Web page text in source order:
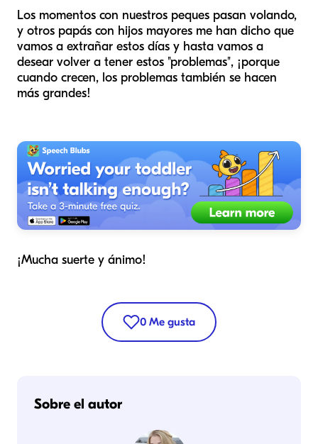
Los momentos con nuestros peques pasan volando,
y otros papás con hijos mayores me han dicho que
vamos a extrañar estos días y hasta vamos a
desear volver a tener estos "problemas", ¡porque
cuando crecen, los problemas también se hacen
más grandes!
¡Mucha suerte y ánimo!
0 Me gusta
Sobre el autor